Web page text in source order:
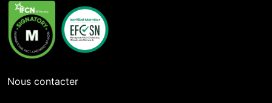
Nous contacter